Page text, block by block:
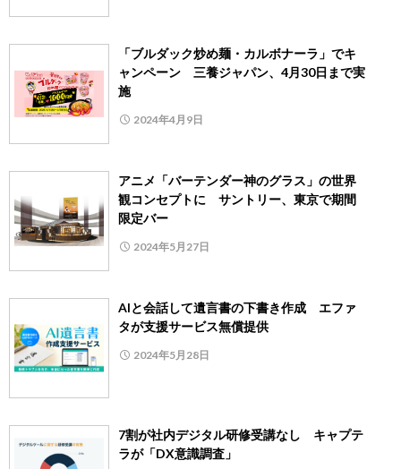
「ブルダック炒め麺・カルボナーラ」でキ
ャンペーン 三養ジャパン、4月30日まで実
施
2024年4月9日
アニメ「バーテンダー神のグラス」の世界
観コンセプトに サントリー、東京で期間
限定バー
2024年5月27日
AIと会話して遺言書の下書き作成 エファ
タが支援サービス無償提供
2024年5月28日
7割が社内デジタル研修受講なし キャプテ
ラが「DX意識調査」